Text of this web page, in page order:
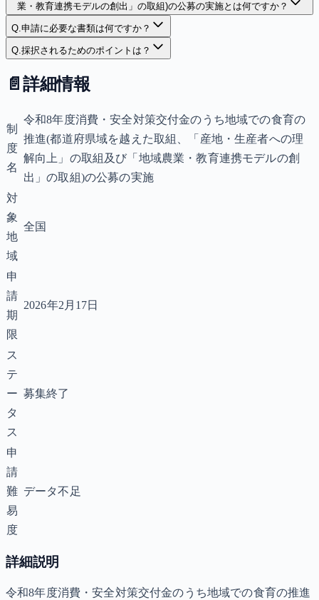
業・教育連携モデルの創出」の取組)の公募の実施とは何ですか？
Q.申請に必要な書類は何ですか？
Q.採択されるためのポイントは？
📄 詳細情報
制
度
名
令和8年度消費・安全対策交付金のうち地域での食育の
推進(都道府県域を越えた取組、「産地・生産者への理
解向上」の取組及び「地域農業・教育連携モデルの創
出」の取組)の公募の実施
対
象
地
域
全国
申
請
期
限
2026年2月17日
ス
テ
ー
タ
ス
募集終了
申
請
難
易
度
データ不足
詳細説明
令和8年度消費・安全対策交付金のうち地域での食育の推進